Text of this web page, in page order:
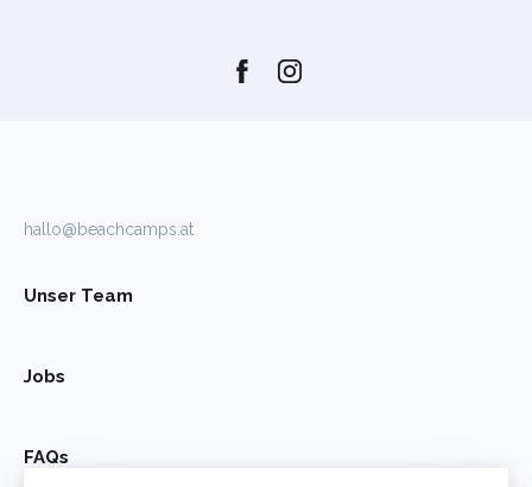
hallo@beachcamps.at
Unser Team
Jobs
FAQs